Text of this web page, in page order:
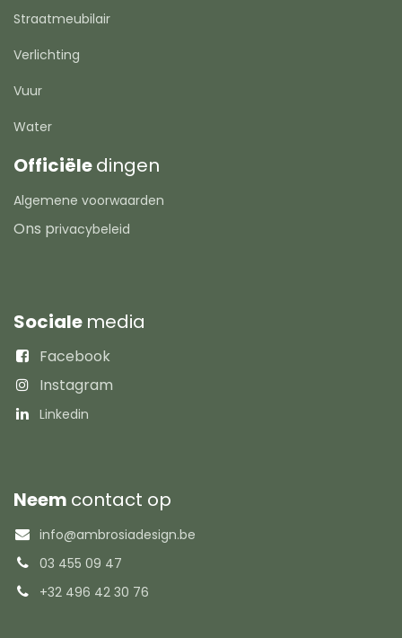
Straatmeubilair
Verlichting
Vuur
Water
Officiëledingen
Algemene voorwaarden
Ons privacybeleid
Sociale media
Facebook
Instagram
Linkedin
Neem contact op
info@ambrosiadesign.be
03 455 09 47
+32 496 42 30 76